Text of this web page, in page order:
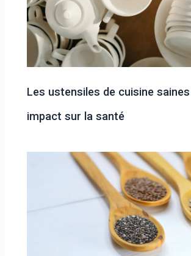
Les ustensiles de cuisine
impact sur la santé